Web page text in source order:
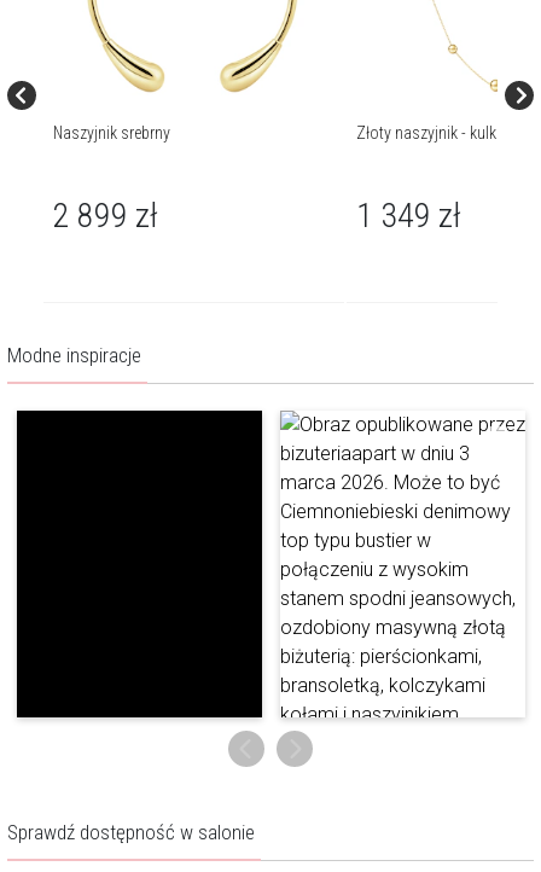
Naszyjnik srebrny
2 899 zł
Złoty naszyjnik - kulki
1 349 zł
Modne inspiracje
Sprawdź dostępność w salonie